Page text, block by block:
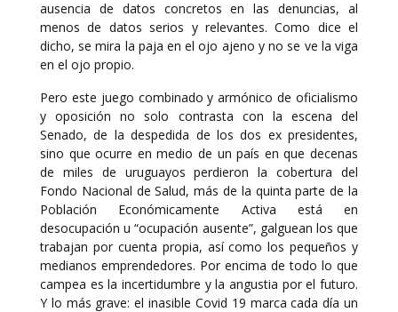
ausencia de datos concretos en las denuncias, al
menos de datos serios y relevantes. Como dice el
dicho, se mira la paja en el ojo ajeno y no se ve la viga
en el ojo propio.
Pero este juego combinado y armónico de oficialismo
y oposición no solo contrasta con la escena del
Senado, de la despedida de los dos ex presidentes,
sino que ocurre en medio de un país en que decenas
de miles de uruguayos perdieron la cobertura del
Fondo Nacional de Salud, más de la quinta parte de la
Población Económicamente Activa está en
desocupación u “ocupación ausente”, galguean los que
trabajan por cuenta propia, así como los pequeños y
medianos emprendedores. Por encima de todo lo que
campea es la incertidumbre y la angustia por el futuro.
Y lo más grave: el inasible Covid 19 marca cada día un